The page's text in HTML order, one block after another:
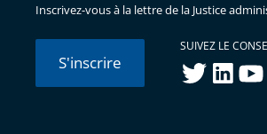
Inscrivez-vous à la lettre de la Justice
S'inscrire
SUIVEZ LE
twitterlinkedIn